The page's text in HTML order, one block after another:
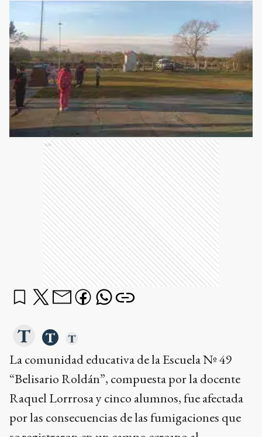
Ads
La comunidad educativa de la Escuela Nº 49
“Belisario Roldán”, compuesta por la docente
Raquel Lorrrosa y cinco alumnos, fue afectada
por las consecuencias de las fumigaciones que